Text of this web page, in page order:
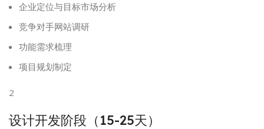
企业定位与目标市场分析
竞争对手网站调研
功能需求梳理
项目规划制定
2
设计开发阶段（15-25天）